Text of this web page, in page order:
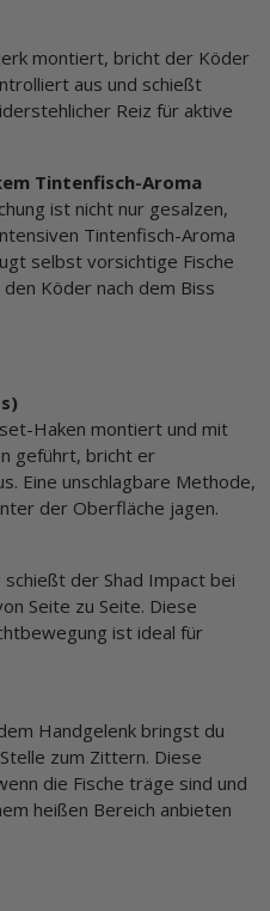
montiert, bricht der Köder
aus und schießt
Reiz für aktive
Tintenfisch-Aroma
ist nicht nur gesalzen,
Tintenfisch-Aroma
selbst vorsichtige Fische
Köder nach dem Biss
Haken montiert und mit
geführt, bricht er
Eine unschlagbare Methode,
der Oberfläche jagen.
der Shad Impact bei
Seite zu Seite. Diese
ist ideal für
Handgelenk bringst du
zum Zittern. Diese
die Fische träge sind und
heißen Bereich anbieten